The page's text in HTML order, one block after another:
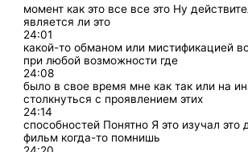
момент как это все все это Ну
является ли это
24:01
какой-то обманом или мистификацией
при любой возможности где
24:08
было в свое время мне как так или на
столкнуться с проявлением этих
24:14
способностей Понятно Я это изучал это
фильм когда-то помнишь